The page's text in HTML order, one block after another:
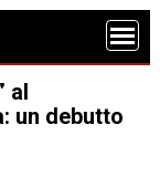
al
un debutto